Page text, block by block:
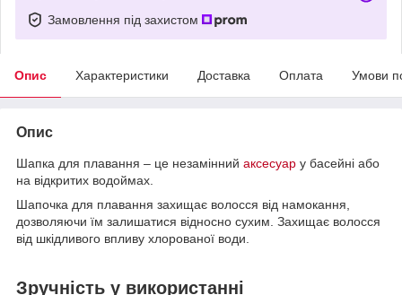
Замовлення під захистом
Опис Характеристики Доставка Оплата Умови
Опис
Шапка для плавання – це незамінний аксесуар у басейні або
на відкритих водоймах.
Шапочка для плавання захищає волосся від намокання,
дозволяючи їм залишатися відносно сухим. Захищає волосся
від шкідливого впливу хлорованої води.
Зручність у використанні